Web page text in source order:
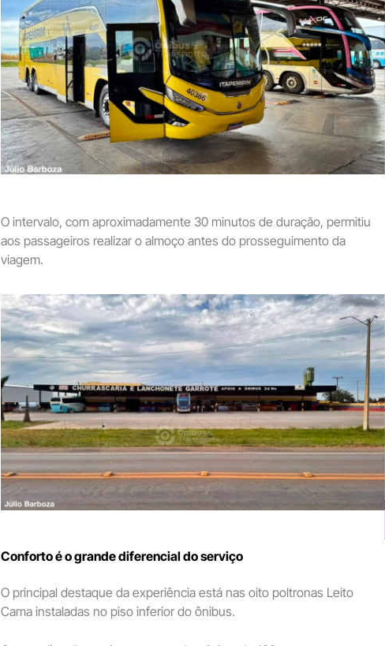
O intervalo, com aproximadamente 30 minutos de duração, permitiu
aos passageiros realizar o almoço antes do prosseguimento da
viagem.
Conforto é o grande diferencial do serviço
O principal destaque da experiência está nas oito poltronas Leito
Cama instaladas no piso inferior do ônibus.